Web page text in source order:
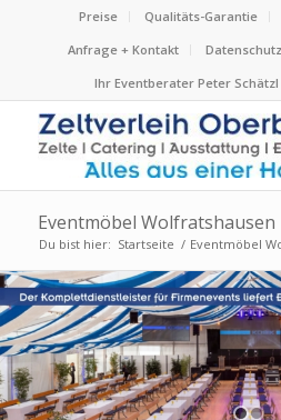
Preise Qualitäts-Garantie
Anfrage + Kontakt
Ihr Eventberater Peter Schätzl
Eventmöbel Wolfratshausen
Du bist hier: Startseite / Eventmöbel